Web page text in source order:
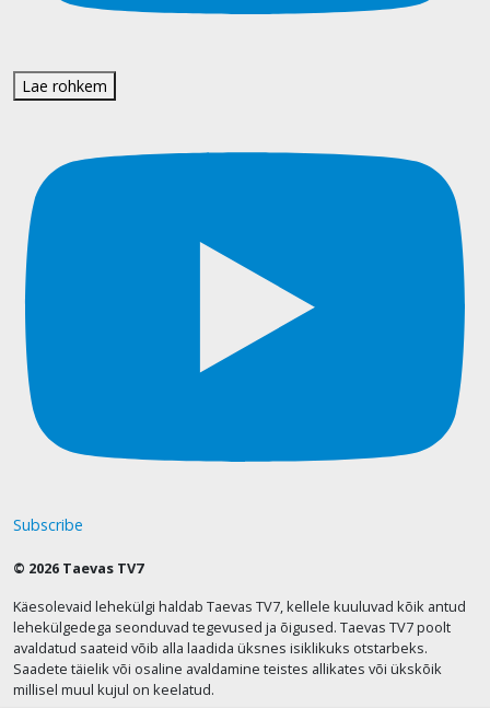
Lae rohkem
Subscribe
© 2026 Taevas TV7
Käesolevaid lehekülgi haldab Taevas TV7, kellele kuuluvad kõik antud
lehekülgedega seonduvad tegevused ja õigused. Taevas TV7 poolt
avaldatud saateid võib alla laadida üksnes isiklikuks otstarbeks.
Saadete täielik või osaline avaldamine teistes allikates või ükskõik
millisel muul kujul on keelatud.